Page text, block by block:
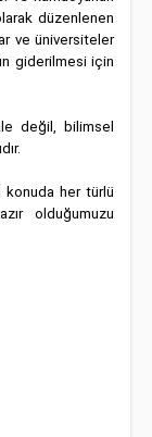
düzenlenen
ve üniversiteler
giderilmesi için
değil, bilimsel
konuda her türlü
olduğumuzu